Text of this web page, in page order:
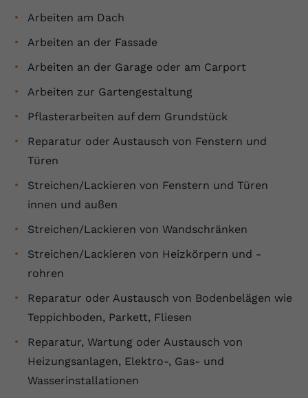
Arbeiten am Dach
Arbeiten an der Fassade
Arbeiten an der Garage oder am Carport
Arbeiten zur Gartengestaltung
Pflasterarbeiten auf dem Grundstück
Reparatur oder Austausch von Fenstern und
Türen
Streichen/Lackieren von Fenstern und Türen
innen und außen
Streichen/Lackieren von Wandschränken
Streichen/Lackieren von Heizkörpern und -
rohren
Reparatur oder Austausch von Bodenbelägen wie
Teppichboden, Parkett, Fliesen
Reparatur, Wartung oder Austausch von
Heizungsanlagen, Elektro-, Gas- und
Wasserinstallationen